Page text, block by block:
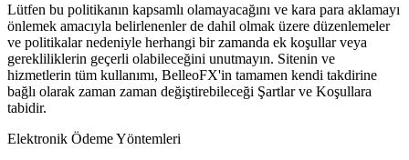
Lütfen bu politikanın kapsamlı olamayacağını ve kara para aklamayı
önlemek amacıyla belirlenenler de dahil olmak üzere düzenlemeler
ve politikalar nedeniyle herhangi bir zamanda ek koşullar veya
gerekliliklerin geçerli olabileceğini unutmayın. Sitenin ve
hizmetlerin tüm kullanımı, BelleoFX'in tamamen kendi takdirine
bağlı olarak zaman zaman değiştirebileceği Şartlar ve Koşullara
tabidir.
Elektronik Ödeme Yöntemleri